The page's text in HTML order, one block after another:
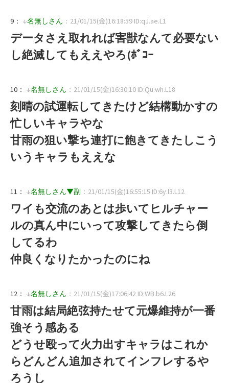
9： ↓名無しさん ：21/01/15(金)16:18:59 ID:qJ.ae.L1
データさえ取れれば害獣なんて必要ない
し絶滅してもええやろ(ﾎﾞｺｰ
10： ↓名無しさん ：21/01/15(金)16:30:10 ID:Qu.wh.L18
刻晴の試運転してきたけど結構動かすの
忙しいキャラやな
甘雨の狙い撃ち連打に飽きてきたしこう
いうキャラもええな
11： ↓名無しさん▼副 ：21/01/15(金)16:55:15 ID:6y.l3.L12
ワイも交流のあとは歩いてヒルチャー
ルの真ん中にいって攻撃してきたら倒
してるわ
仲良くなりたかったのにね
12： ↓名無しさん ：21/01/15(金)17:06:42 ID:WB.b6.L26
甘雨は結局絶弦持たせて元爆維持が一番
強そう感ある
どうせ殴って火力出すキャラはこれか
らどんどん追加されてインフレするや
ろうし